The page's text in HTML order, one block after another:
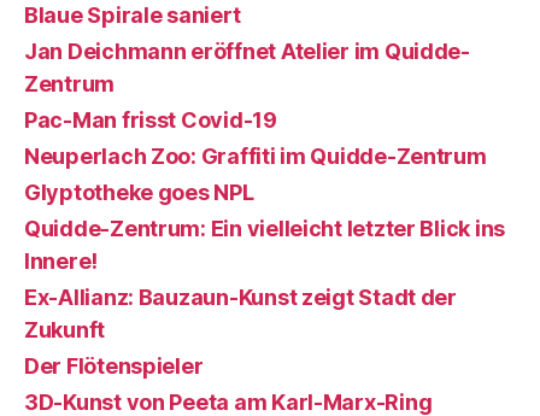
Blaue Spirale saniert
Jan Deichmann eröffnet Atelier im Quidde-
Zentrum
Pac-Man frisst Covid-19
Neuperlach Zoo: Graffiti im Quidde-Zentrum
Glyptotheke goes NPL
Quidde-Zentrum: Ein vielleicht letzter Blick ins
Innere!
Ex-Allianz: Bauzaun-Kunst zeigt Stadt der
Zukunft
Der Flötenspieler
3D-Kunst von Peeta am Karl-Marx-Ring